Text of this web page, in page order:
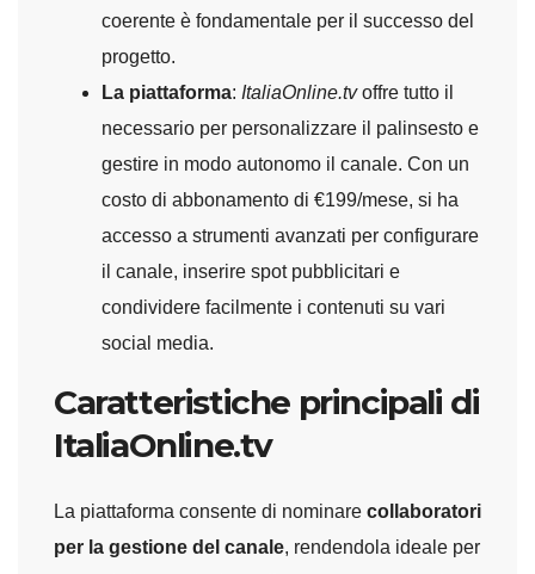
coerente è fondamentale per il successo del
progetto.
La piattaforma: ItaliaOnline.tvoffre tutto il
necessario per personalizzare il palinsesto e
gestire in modo autonomo il canale. Con un
costo di abbonamento di €199/mese, si ha
accesso a strumenti avanzati per configurare
il canale, inserire spot pubblicitari e
condividere facilmente i contenuti su vari
social media.
Caratteristiche principali di
ItaliaOnline.tv
La piattaforma consente di nominare collaboratori
per la gestione del canale, rendendola ideale per